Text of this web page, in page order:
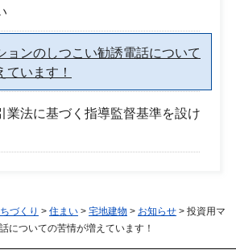
ョンのしつこい勧誘電話について
ています！
業法に基づく指導監督基準を設け
づくり > 住まい > 宅地建物 > お知らせ > 投資用マ
についての苦情が増えています！